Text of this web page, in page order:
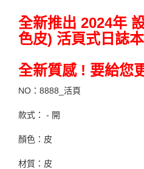
全新推出 2024年
色皮) 活頁式日誌
全新質感 ! 要給您
NO：8888_活頁
款式： - 開
顏色：皮
材質：皮